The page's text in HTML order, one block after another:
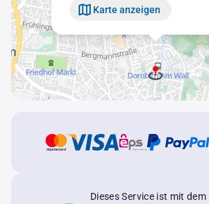
Karte anzeigen
Dieses Service ist mit dem